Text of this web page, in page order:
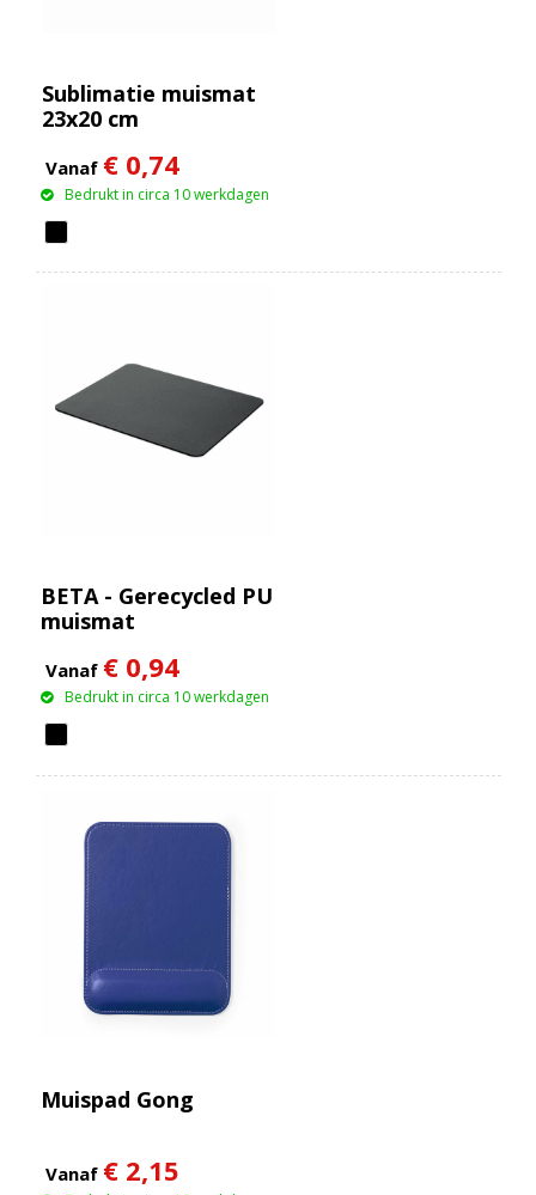
Sublimatie muismat
23x20 cm
Vanaf € 0,74
Bedrukt in circa 10 werkdagen
BETA - Gerecycled PU
muismat
Vanaf € 0,94
Bedrukt in circa 10 werkdagen
Muispad Gong
Vanaf € 2,15